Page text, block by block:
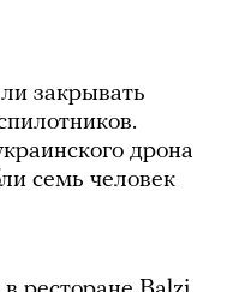
закрывать
дрона
семь человек